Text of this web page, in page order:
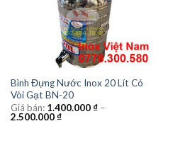
Bình Đựng Nước Inox 20 Lít Có
Vòi Gạt BN-20
Giá bán: 1.400.000₫–
2.500.000₫